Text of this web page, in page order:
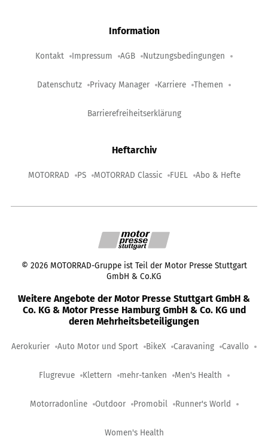
Information
Kontakt Impressum AGB Nutzungsbedingungen
Datenschutz Privacy Manager Karriere Themen
Barrierefreiheitserklärung
Heftarchiv
MOTORRAD PS MOTORRAD Classic FUEL Abo & Hefte
© 2026 MOTORRAD-Gruppe ist Teil der Motor Presse Stuttgart
GmbH & Co.KG
Weitere Angebote der Motor Presse Stuttgart GmbH &
Co. KG & Motor Presse Hamburg GmbH & Co. KG und
deren Mehrheitsbeteiligungen
Aerokurier Auto Motor und Sport BikeX Caravaning Cavallo
Flugrevue Klettern mehr-tanken Men's Health
Motorradonline Outdoor Promobil Runner's World
Women's Health